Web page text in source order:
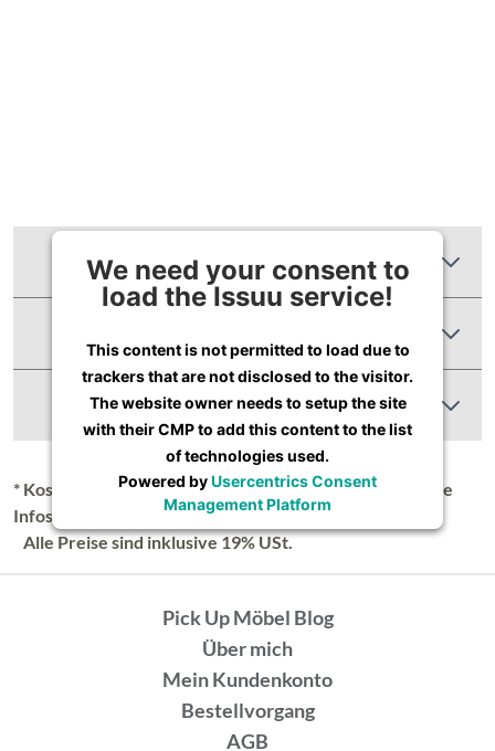
We need your consent to
load the Issuu service!
This content is not permitted to load due to
trackers that are not disclosed to the visitor.
The website owner needs to setup the site
with their CMP to add this content to the list
of technologies used.
Powered byUsercentrics Consent
Management Platform
Zusätzliche Informationen
Abbildung Ähnlich
* Kostenloser Versand in Deutschland (Festland), nähere
Infos unter
Lieferung & Versand.
Alle Preise sind inklusive 19% USt.
Pick Up Möbel Blog
Über mich
Mein Kundenkonto
Bestellvorgang
AGB